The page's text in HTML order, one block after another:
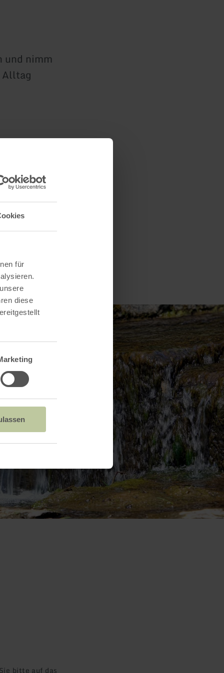
für
diese
und nimm
Alltag
bitte auf das